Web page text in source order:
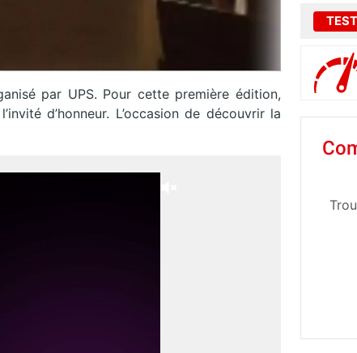
par UPS. Pour cette première édition,
d’honneur. L’occasion de découvrir la